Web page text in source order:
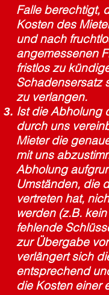
Falle berechtigt,
Kosten des
und nach
angemessenen
fristlos zu
Schadensersatz
zu verlangen.
Ist die Abholung
durch uns
Mieter die
mit uns
Abholung
Umständen, die
vertreten hat,
werden (z.B.
fehlende
zur Übergabe
verlängert sich
entsprechend
die Kosten einer